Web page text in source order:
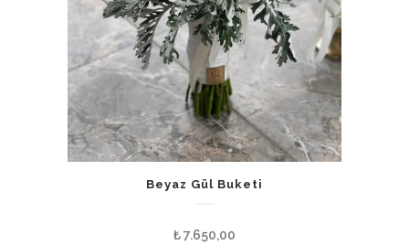
Beyaz Gül Buketi
₺7.650,00